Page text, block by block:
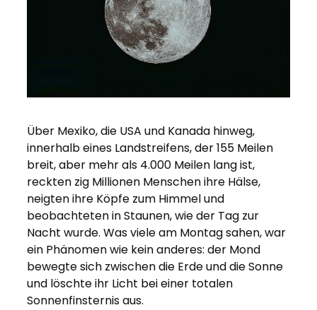
Über Mexiko, die USA und Kanada hinweg,
innerhalb eines Landstreifens, der 155 Meilen
breit, aber mehr als 4.000 Meilen lang ist,
reckten zig Millionen Menschen ihre Hälse,
neigten ihre Köpfe zum Himmel und
beobachteten in Staunen, wie der Tag zur
Nacht wurde. Was viele am Montag sahen, war
ein Phänomen wie kein anderes: der Mond
bewegte sich zwischen die Erde und die Sonne
und löschte ihr Licht bei einer totalen
Sonnenfinsternis aus.